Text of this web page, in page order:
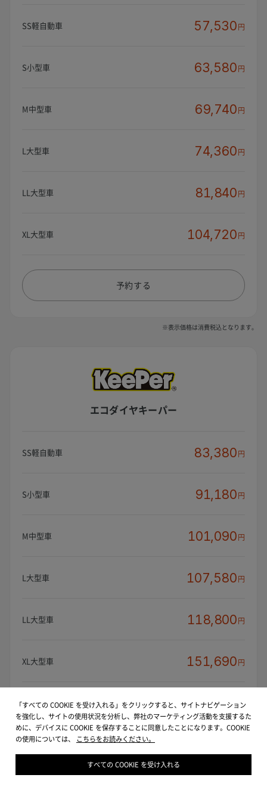
SS軽自動車 57,530円
S小型車 63,580円
M中型車 69,740円
L大型車 74,360円
LL大型車 81,840円
XL大型車 104,720円
予約する
※表示価格は消費税込となります。
エコダイヤキーパー
SS軽自動車 83,380円
S小型車 91,180円
M中型車 101,090円
L大型車 107,580円
LL大型車 118,800円
XL大型車 151,690円
※表示価格は消費税込となります。
「すべての COOKIE を受け入れる」をクリックすると、サイトナビゲーション
を強化し、サイトの使用状況を分析し、弊社のマーケティング活動を支援するた
めに、デバイスに COOKIE を保存することに同意したことになります。COOKIE
の使用については、
こちらをお読みください。
すべての COOKIE を受け入れる